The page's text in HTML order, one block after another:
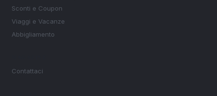
Sconti e Coupon
Viaggi e Vacanze
Abbigliamento
Contattaci